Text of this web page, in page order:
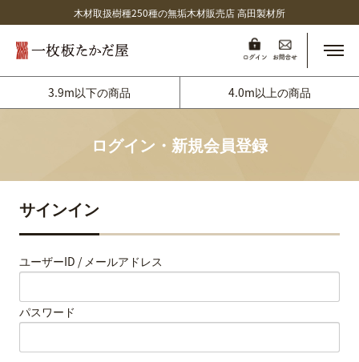
木材取扱樹種250種の無垢木材販売店 高田製材所
メニ
3.9m以下の商品 4.0m以上の商品
ログイン・新規会員登録
サインイン
ユーザーID / メールアドレス
パスワード